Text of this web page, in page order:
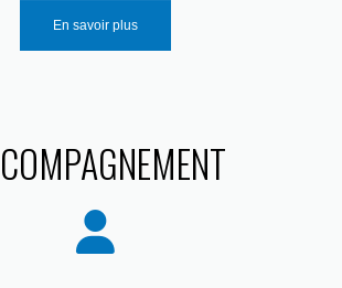
En savoir plus